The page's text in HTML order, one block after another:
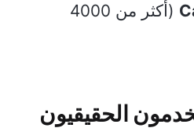
4. 6/5 (أكثر من 4000
الحقيقيون